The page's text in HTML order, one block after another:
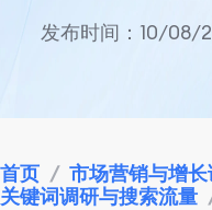
发布时间：10/08/
首页 / 市场营销与增
关键词调研与搜索流量